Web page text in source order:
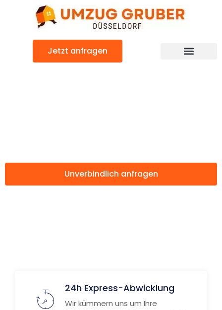
Jetzt anfragen
Unverbindlich anfragen
24h Express-Abwicklung
Wir kümmern uns um Ihre